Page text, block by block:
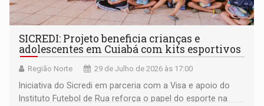
SICREDI: Projeto beneficia crianças e
adolescentes em Cuiabá com kits esportivos
Região Norte 29 de Julho de 2026 às 17:00
Iniciativa do Sicredi em parceria com a Visa e apoio do
Instituto Futebol de Rua reforça o papel do esporte na